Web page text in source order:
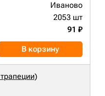
Иваново
2053 шт
91 ₽
В корзину